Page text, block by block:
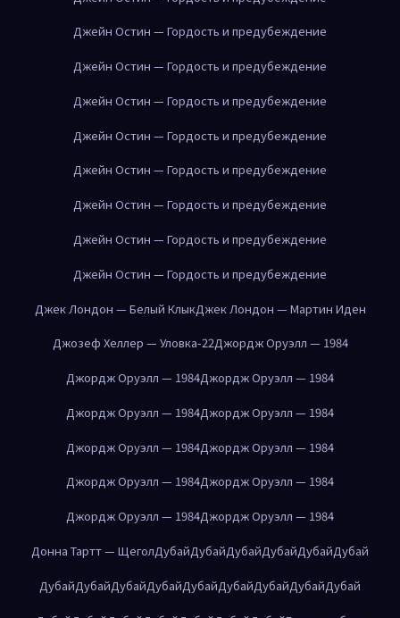
Джейн Остин — Гордость и предубеждение
Джейн Остин — Гордость и предубеждение
Джейн Остин — Гордость и предубеждение
Джейн Остин — Гордость и предубеждение
Джейн Остин — Гордость и предубеждение
Джейн Остин — Гордость и предубеждение
Джейн Остин — Гордость и предубеждение
Джейн Остин — Гордость и предубеждение
Джек Лондон — Белый КлыкДжек Лондон — Мартин Иден
Джозеф Хеллер — Уловка-22Джордж Оруэлл — 1984
Джордж Оруэлл — 1984Джордж Оруэлл — 1984
Джордж Оруэлл — 1984Джордж Оруэлл — 1984
Джордж Оруэлл — 1984Джордж Оруэлл — 1984
Джордж Оруэлл — 1984Джордж Оруэлл — 1984
Джордж Оруэлл — 1984Джордж Оруэлл — 1984
Донна Тартт — ЩеголДубайДубайДубайДубайДубайДубай
ДубайДубайДубайДубайДубайДубайДубайДубайДубай